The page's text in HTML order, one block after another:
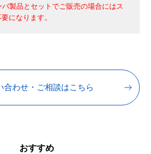
製品とセットでご販売の場合にはス
になります。
合わせ・ご相談はこちら
おすすめ